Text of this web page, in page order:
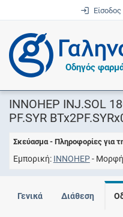
Είσοδος
Οδηγός
INNOHEP INJ.SOL
PF.SYR
Σκεύασμα - Πληροφορίες για
Εμπορική INNOHEP Μορφή
Γενικά Διάθεση